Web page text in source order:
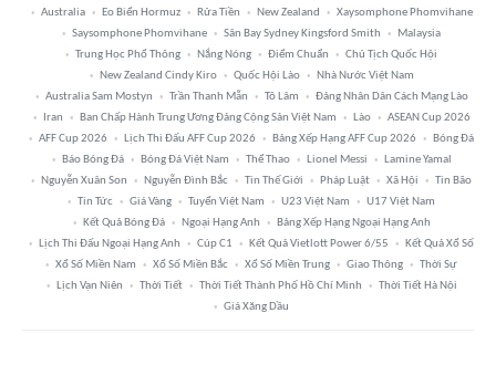
Australia Eo Biển Hormuz Rửa Tiền New Zealand
Xaysomphone Phomvihane
Saysomphone Phomvihane
Sân Bay Sydney Kingsford Smith
Malaysia
Trung Học Phổ Thông
Nắng Nóng Điểm Chuẩn
Chủ Tịch Quốc Hội
New Zealand Cindy Kiro
Quốc Hội Lào
Nhà Nước Việt Nam
Australia Sam Mostyn
Trần Thanh Mẫn Tô Lâm
Đảng Nhân Dân Cách Mạng Lào
Iran
Ban Chấp Hành Trung Ương Đảng Cộng Sản Việt Nam Lào
ASEAN Cup 2026
AFF Cup 2026
Lịch Thi Đấu AFF Cup 2026 Bảng Xếp Hạng AFF Cup 2026
Bóng Đá
Báo Bóng Đá
Bóng Đá Việt Nam Thể Thao Lionel Messi
Lamine Yamal
Nguyễn Xuân Son
Nguyễn Đình Bắc Tin Thế Giới Pháp Luật Xã Hội
Tin Bão
Tin Tức
Giá Vàng Tuyển Việt Nam U23 Việt Nam
U17 Việt Nam
Kết Quả Bóng Đá
Ngoại Hạng Anh
Bảng Xếp Hạng Ngoại Hạng Anh
Lịch Thi Đấu Ngoại Hạng Anh
Cúp C1 Kết Quả Vietlott Power 6/55
Kết Quả Xổ Số
Xổ Số Miền Nam
Xổ Số Miền Bắc Xổ Số Miền Trung Giao Thông
Thời Sự
Lịch Vạn Niên
Thời Tiết Thời Tiết Thành Phố Hồ Chí Minh
Thời Tiết Hà Nội
Giá Xăng Dầu